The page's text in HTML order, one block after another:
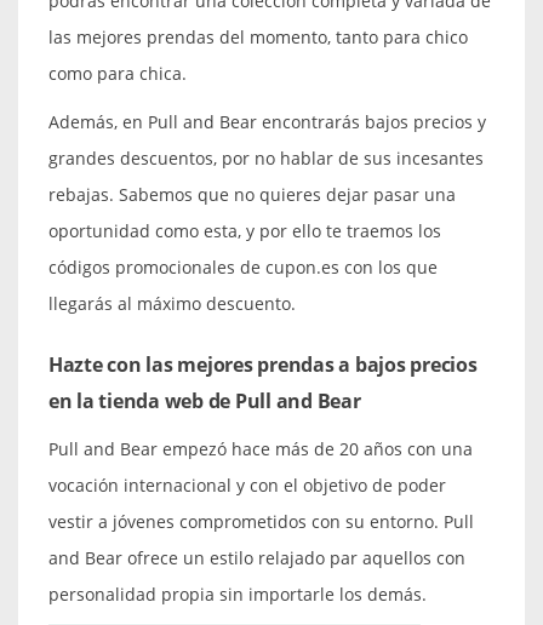
las mejores prendas del momento, tanto para chico
como para chica.
Además, en Pull and Bear encontrarás bajos precios y
grandes descuentos, por no hablar de sus incesantes
rebajas. Sabemos que no quieres dejar pasar una
oportunidad como esta, y por ello te traemos los
códigos promocionales de cupon.es con los que
llegarás al máximo descuento.
Hazte con las mejores prendas a bajos precios
en la tienda web de Pull and Bear
Pull and Bear empezó hace más de 20 años con una
vocación internacional y con el objetivo de poder
vestir a jóvenes comprometidos con su entorno. Pull
and Bear ofrece un estilo relajado par aquellos con
personalidad propia sin importarle los demás.